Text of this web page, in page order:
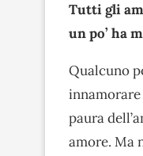
Tutti gli
un po’ ha
Qualcuno
paura
amore. Ma